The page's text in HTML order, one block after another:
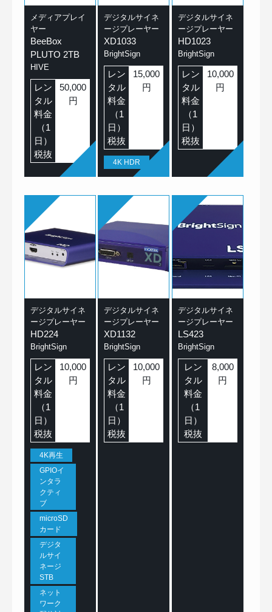
メディアプレイ
ヤー
BeeBox
PLUTO 2TB
HIVE
レン
タル
料金
（1
日）
税抜
50,000
円
デジタルサイネ
ージプレーヤー
XD1033
BrightSign
レン
タル
料金
（1
日）
税抜
15,000
円
4K HDR
デジタルサイネ
ージプレーヤー
HD1023
BrightSign
レン
タル
料金
（1
日）
税抜
10,000
円
デジタルサイネ
ージプレーヤー
HD224
BrightSign
レン
タル
料金
（1
日）
税抜
10,000
円
4K再生
GPIOイ
ンタラ
クティ
ブ
microSD
カード
デジタ
ルサイ
ネージ
STB
ネット
ワーク
デジタルサイネ
ージプレーヤー
XD1132
BrightSign
レン
タル
料金
（1
日）
税抜
10,000
円
デジタルサイネ
ージプレーヤー
LS423
BrightSign
レン
タル
料金
（1
日）
税抜
8,000
円